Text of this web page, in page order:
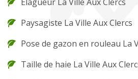
Paysagiste La Ville Aux Clercs
Pose de gazon en rouleau La
Taille de haie La Ville Aux